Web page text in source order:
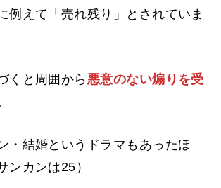
例えて「売れ残り」とされていま
くと周囲から悪意のない煽りを受
・結婚というドラマもあったほ
ンカンは25）